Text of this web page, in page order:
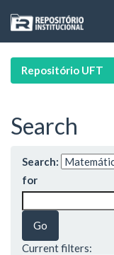
navigation
Repositório UFT
Search
Search:
for
Current filters: